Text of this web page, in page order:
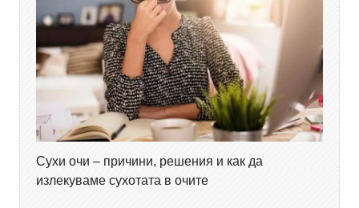
Сухи очи – причини, решения и как да
излекуваме сухотата в очите